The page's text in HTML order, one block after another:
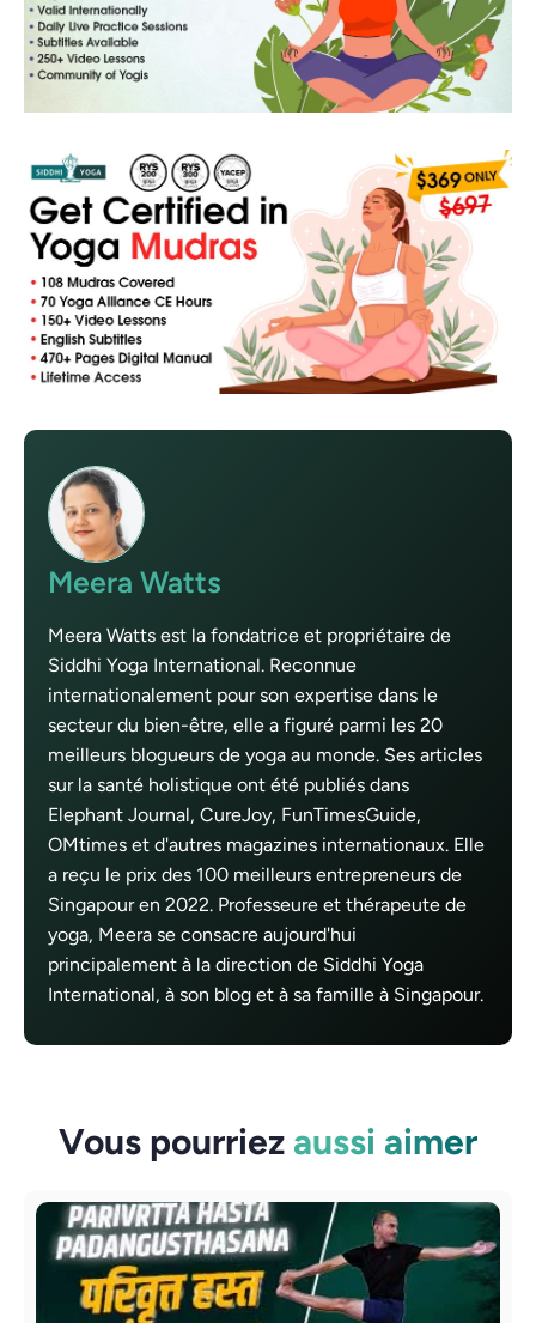
Meera Watts
Meera Watts est la fondatrice et propriétaire de
Siddhi Yoga International. Reconnue
internationalement pour son expertise dans le
secteur du bien-être, elle a figuré parmi les 20
meilleurs blogueurs de yoga au monde. Ses articles
sur la santé holistique ont été publiés dans
Elephant Journal, CureJoy, FunTimesGuide,
OMtimes et d'autres magazines internationaux. Elle
a reçu le prix des 100 meilleurs entrepreneurs de
Singapour en 2022. Professeure et thérapeute de
yoga, Meera se consacre aujourd'hui
principalement à la direction de Siddhi Yoga
International, à son blog et à sa famille à Singapour.
Vous pourriez aussi aimer